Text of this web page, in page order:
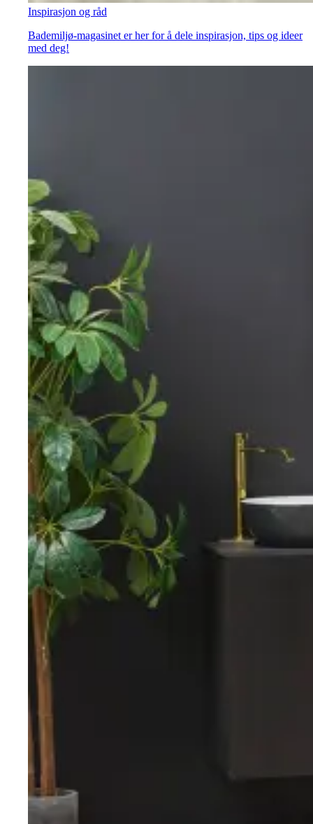
Inspirasjon og råd
Bademiljø-magasinet er her for å dele inspirasjon, tips og ideer
med deg!